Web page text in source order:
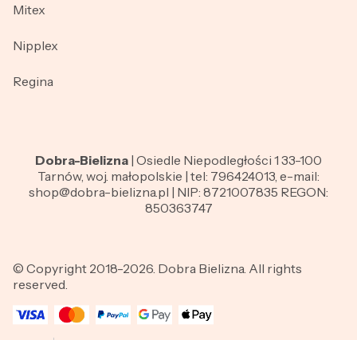
Mitex
Nipplex
Regina
Dobra-Bielizna | Osiedle Niepodległości 1 33-100
Tarnów, woj. małopolskie | tel: 796424013, e-mail:
shop@dobra-bielizna.pl | NIP: 8721007835 REGON:
850363747
© Copyright 2018-2026. Dobra Bielizna. All rights
reserved.